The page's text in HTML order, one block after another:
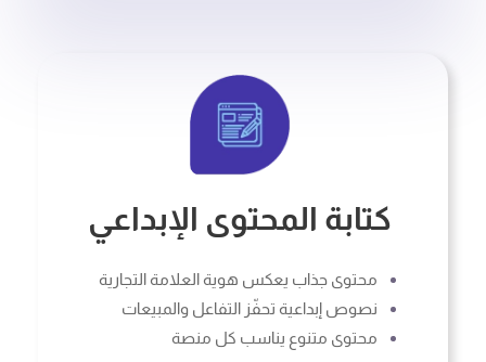
كتابة المحتوى الإبداعي
محتوى جذاب يعكس هوية العلامة التجارية
نصوص إبداعية تحفّز التفاعل والمبيعات
محتوى متنوع يناسب كل منصة